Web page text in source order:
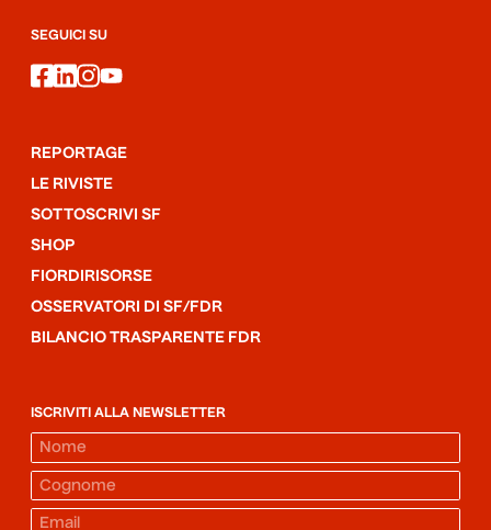
SEGUICI SU
facebook
linkedin
instagram
youtube
REPORTAGE
LE RIVISTE
SOTTOSCRIVI SF
SHOP
FIORDIRISORSE
OSSERVATORI DI SF/FDR
BILANCIO TRASPARENTE FDR
ISCRIVITI ALLA NEWSLETTER